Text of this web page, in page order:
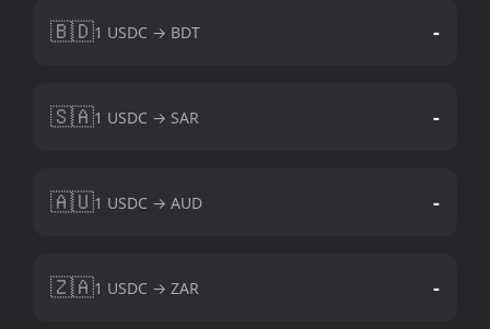
🇧🇩1 USDC → BDT -
🇸🇦1 USDC → SAR -
🇦🇺1 USDC → AUD -
🇿🇦1 USDC → ZAR -